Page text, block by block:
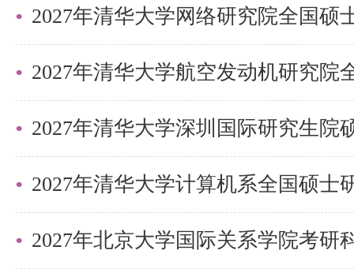
2027年清华大学深圳国际研究生院
2027年北京大学国际关系学院考研